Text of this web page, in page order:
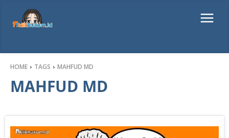
HOME TAGS MAHFUD MD
MAHFUD MD